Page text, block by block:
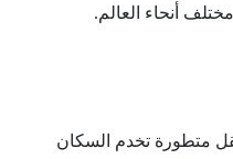
أنحاء العالم.
متطورة تخدم السكان